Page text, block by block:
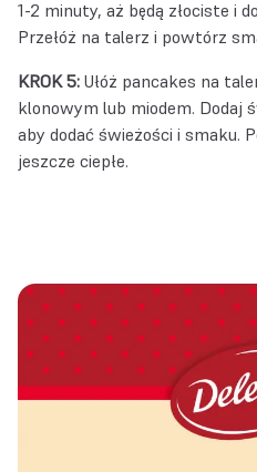
1-2 minuty, aż będą złociste i
Przełóż na talerz i powtórz
KROK 5: Ułóż pancakes na
klonowym lub miodem. Dodaj
aby dodać świeżości i smaku.
jeszcze ciepłe.